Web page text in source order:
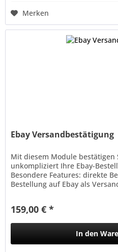
Merken
Ebay Versandbestätigung
Mit diesem Module bestätigen
unkompliziert Ihre Ebay-
Besondere Features: direkte
Bestellung auf Ebay als
159,00 € *
In den